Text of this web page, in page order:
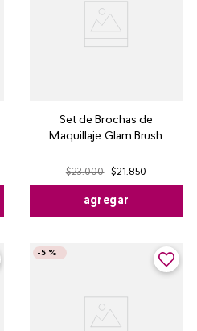
Set de Brochas de
Maquillaje Glam Brush
$23.000 $21 .850
agregar
-5 %